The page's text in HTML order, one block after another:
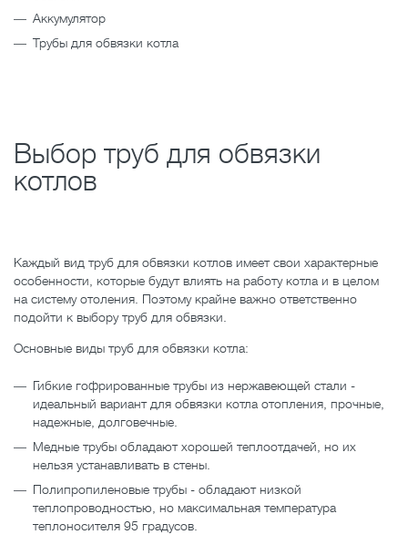
Аккумулятор
Трубы для обвязки котла
Выбор труб для обвязки
котлов
Каждый вид труб для обвязки котлов имеет свои характерные
особенности, которые будут влиять на работу котла и в целом
на систему отоления. Поэтому крайне важно ответственно
подойти к выбору труб для обвязки.
Основные виды труб для обвязки котла:
Гибкие гофрированные трубы из нержавеющей стали -
идеальный вариант для обвязки котла отопления, прочные,
надежные, долговечные.
Медные трубы обладают хорошей теплоотдачей, но их
нельзя устанавливать в стены.
Полипропиленовые трубы - обладают низкой
теплопроводностью, но максимальная температура
теплоносителя 95 градусов.